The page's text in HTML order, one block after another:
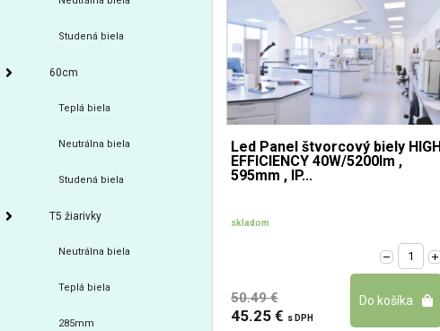
Studená biela
60cm
Teplá biela
Neutrálna biela
Studená biela
T5 žiarivky
Neutrálna biela
Teplá biela
285mm
Led Panel štvorcový biely HIGH
EFFICIENCY 40W/5200lm ,
595mm , IP...
skladom
50.49 €
45.25 € s DPH